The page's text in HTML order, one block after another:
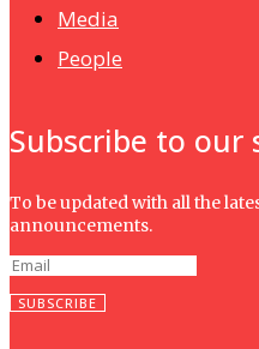
Media
People
Subscribe to our
To be updated with all the
announcements.
SUBSCRIBE